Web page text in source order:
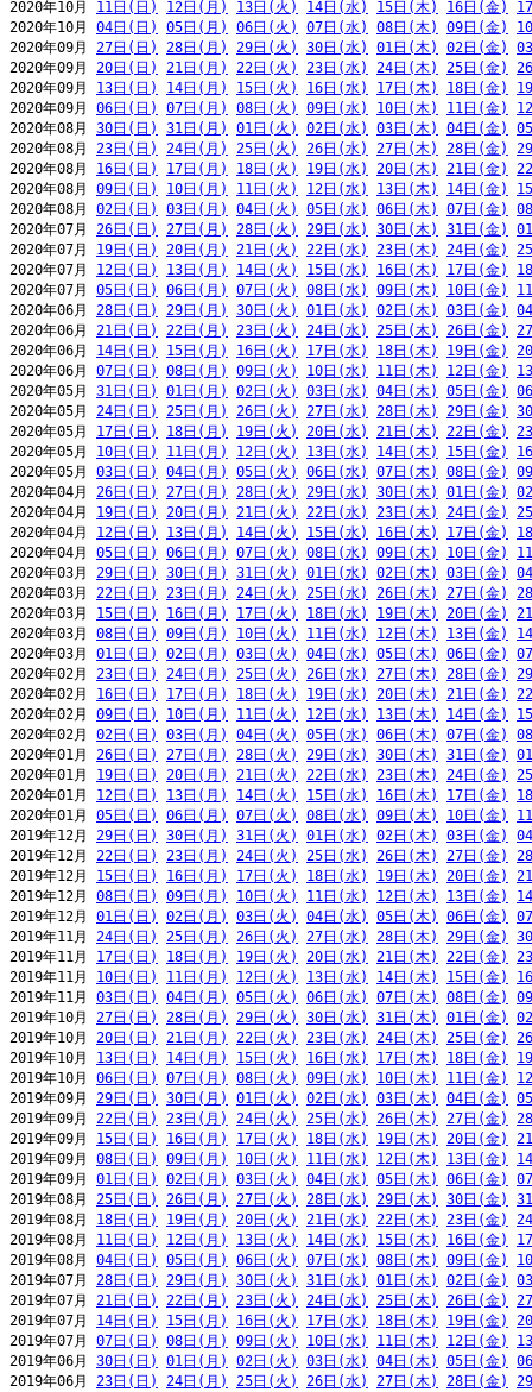
2020年10月 11日(日) 12日(月) 13日(火) 14日(水) 15日(木) 16日(金)
2020年10月 04日(日) 05日(月) 06日(火) 07日(水) 08日(木) 09日(金)
2020年09月 27日(日) 28日(月) 29日(火) 30日(水) 01日(木) 02日(金)
2020年09月 20日(日) 21日(月) 22日(火) 23日(水) 24日(木) 25日(金)
2020年09月 13日(日) 14日(月) 15日(火) 16日(水) 17日(木) 18日(金)
2020年09月 06日(日) 07日(月) 08日(火) 09日(水) 10日(木) 11日(金)
2020年08月 30日(日) 31日(月) 01日(火) 02日(水) 03日(木) 04日(金)
2020年08月 23日(日) 24日(月) 25日(火) 26日(水) 27日(木) 28日(金)
2020年08月 16日(日) 17日(月) 18日(火) 19日(水) 20日(木) 21日(金)
2020年08月 09日(日) 10日(月) 11日(火) 12日(水) 13日(木) 14日(金)
2020年08月 02日(日) 03日(月) 04日(火) 05日(水) 06日(木) 07日(金)
2020年07月 26日(日) 27日(月) 28日(火) 29日(水) 30日(木) 31日(金)
2020年07月 19日(日) 20日(月) 21日(火) 22日(水) 23日(木) 24日(金)
2020年07月 12日(日) 13日(月) 14日(火) 15日(水) 16日(木) 17日(金)
2020年07月 05日(日) 06日(月) 07日(火) 08日(水) 09日(木) 10日(金)
2020年06月 28日(日) 29日(月) 30日(火) 01日(水) 02日(木) 03日(金)
2020年06月 21日(日) 22日(月) 23日(火) 24日(水) 25日(木) 26日(金)
2020年06月 14日(日) 15日(月) 16日(火) 17日(水) 18日(木) 19日(金)
2020年06月 07日(日) 08日(月) 09日(火) 10日(水) 11日(木) 12日(金)
2020年05月 31日(日) 01日(月) 02日(火) 03日(水) 04日(木) 05日(金)
2020年05月 24日(日) 25日(月) 26日(火) 27日(水) 28日(木) 29日(金)
2020年05月 17日(日) 18日(月) 19日(火) 20日(水) 21日(木) 22日(金)
2020年05月 10日(日) 11日(月) 12日(火) 13日(水) 14日(木) 15日(金)
2020年05月 03日(日) 04日(月) 05日(火) 06日(水) 07日(木) 08日(金)
2020年04月 26日(日) 27日(月) 28日(火) 29日(水) 30日(木) 01日(金)
2020年04月 19日(日) 20日(月) 21日(火) 22日(水) 23日(木) 24日(金)
2020年04月 12日(日) 13日(月) 14日(火) 15日(水) 16日(木) 17日(金)
2020年04月 05日(日) 06日(月) 07日(火) 08日(水) 09日(木) 10日(金)
2020年03月 29日(日) 30日(月) 31日(火) 01日(水) 02日(木) 03日(金)
2020年03月 22日(日) 23日(月) 24日(火) 25日(水) 26日(木) 27日(金)
2020年03月 15日(日) 16日(月) 17日(火) 18日(水) 19日(木) 20日(金)
2020年03月 08日(日) 09日(月) 10日(火) 11日(水) 12日(木) 13日(金)
2020年03月 01日(日) 02日(月) 03日(火) 04日(水) 05日(木) 06日(金)
2020年02月 23日(日) 24日(月) 25日(火) 26日(水) 27日(木) 28日(金)
2020年02月 16日(日) 17日(月) 18日(火) 19日(水) 20日(木) 21日(金)
2020年02月 09日(日) 10日(月) 11日(火) 12日(水) 13日(木) 14日(金)
2020年02月 02日(日) 03日(月) 04日(火) 05日(水) 06日(木) 07日(金)
2020年01月 26日(日) 27日(月) 28日(火) 29日(水) 30日(木) 31日(金)
2020年01月 19日(日) 20日(月) 21日(火) 22日(水) 23日(木) 24日(金)
2020年01月 12日(日) 13日(月) 14日(火) 15日(水) 16日(木) 17日(金)
2020年01月 05日(日) 06日(月) 07日(火) 08日(水) 09日(木) 10日(金)
2019年12月 29日(日) 30日(月) 31日(火) 01日(水) 02日(木) 03日(金)
2019年12月 22日(日) 23日(月) 24日(火) 25日(水) 26日(木) 27日(金)
2019年12月 15日(日) 16日(月) 17日(火) 18日(水) 19日(木) 20日(金)
2019年12月 08日(日) 09日(月) 10日(火) 11日(水) 12日(木) 13日(金)
2019年12月 01日(日) 02日(月) 03日(火) 04日(水) 05日(木) 06日(金)
2019年11月 24日(日) 25日(月) 26日(火) 27日(水) 28日(木) 29日(金)
2019年11月 17日(日) 18日(月) 19日(火) 20日(水) 21日(木) 22日(金)
2019年11月 10日(日) 11日(月) 12日(火) 13日(水) 14日(木) 15日(金)
2019年11月 03日(日) 04日(月) 05日(火) 06日(水) 07日(木) 08日(金)
2019年10月 27日(日) 28日(月) 29日(火) 30日(水) 31日(木) 01日(金)
2019年10月 20日(日) 21日(月) 22日(火) 23日(水) 24日(木) 25日(金)
2019年10月 13日(日) 14日(月) 15日(火) 16日(水) 17日(木) 18日(金)
2019年10月 06日(日) 07日(月) 08日(火) 09日(水) 10日(木) 11日(金)
2019年09月 29日(日) 30日(月) 01日(火) 02日(水) 03日(木) 04日(金)
2019年09月 22日(日) 23日(月) 24日(火) 25日(水) 26日(木) 27日(金)
2019年09月 15日(日) 16日(月) 17日(火) 18日(水) 19日(木) 20日(金)
2019年09月 08日(日) 09日(月) 10日(火) 11日(水) 12日(木) 13日(金)
2019年09月 01日(日) 02日(月) 03日(火) 04日(水) 05日(木) 06日(金)
2019年08月 25日(日) 26日(月) 27日(火) 28日(水) 29日(木) 30日(金)
2019年08月 18日(日) 19日(月) 20日(火) 21日(水) 22日(木) 23日(金)
2019年08月 11日(日) 12日(月) 13日(火) 14日(水) 15日(木) 16日(金)
2019年08月 04日(日) 05日(月) 06日(火) 07日(水) 08日(木) 09日(金)
2019年07月 28日(日) 29日(月) 30日(火) 31日(水) 01日(木) 02日(金)
2019年07月 21日(日) 22日(月) 23日(火) 24日(水) 25日(木) 26日(金)
2019年07月 14日(日) 15日(月) 16日(火) 17日(水) 18日(木) 19日(金)
2019年07月 07日(日) 08日(月) 09日(火) 10日(水) 11日(木) 12日(金)
2019年06月 30日(日) 01日(月) 02日(火) 03日(水) 04日(木) 05日(金)
2019年06月 23日(日) 24日(月) 25日(火) 26日(水) 27日(木) 28日(金)